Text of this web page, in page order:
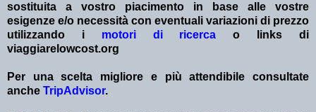
sostituita a vostro piacimento in base alle vostre
esigenze e/o necessità con eventuali variazioni di prezzo
utilizzando i motori di ricerca o links di
viaggiarelowcost.org
Per una scelta migliore e più attendibile consultate
anche TripAdvisor.